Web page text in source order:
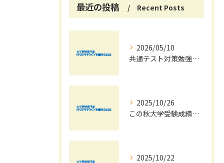
最近の投稿 Recent Posts
2026/05/10
共通テスト対策勉強は早めに始めましょう！
2025/10/26
この秋大学受験成績大幅UPの秘訣
2025/10/22